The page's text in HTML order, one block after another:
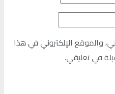
والموقع الإلكتروني في هذا
في تعليقي.